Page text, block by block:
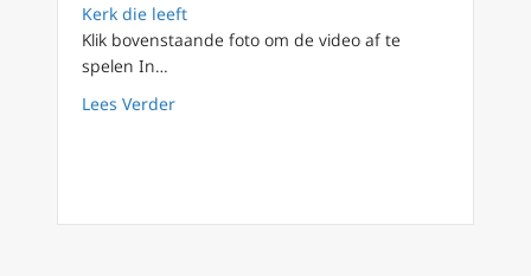
Kerk die leeft
Klik bovenstaande foto om de video af te
spelen In…
Lees Verderabout Priesterwijding in Sint-Rombouts